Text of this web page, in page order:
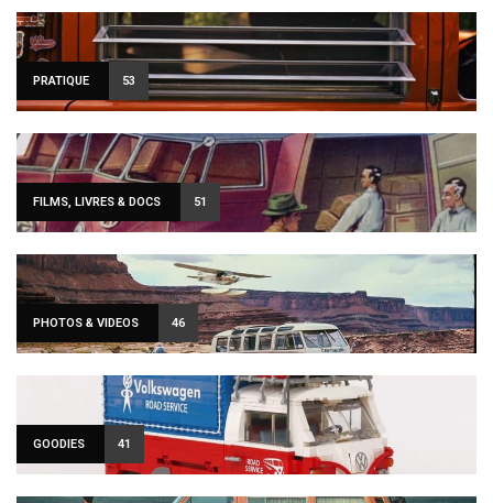
PRATIQUE 53
FILMS, LIVRES & DOCS 51
PHOTOS & VIDEOS 46
GOODIES 41